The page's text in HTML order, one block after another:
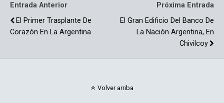
k
Entrada Anterior
El Primer Trasplante De
Corazón En La Argentina
Próxima Entrada
El Gran Edificio Del Banco De
La Nación Argentina, En
Chivilcoy
Volver arriba